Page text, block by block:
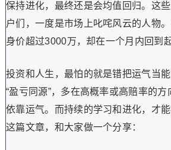
保持进化，最终还是会均值回归。这
户们，一度是市场上叱咤风云的人物
身价超过3000万，却在一个月内回到起
投资和人生，最怕的就是错把运气当
“盈亏同源”，多在高概率或高赔率的
依靠运气。而持续的学习和进化，才
这篇文章，和大家做一个分享：